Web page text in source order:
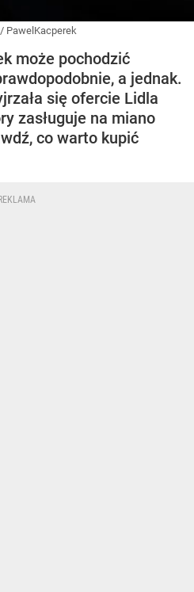
/ PawelKacperek
może pochodzić
a jednak.
się ofercie Lidla
zasługuje na miano
co warto kupić